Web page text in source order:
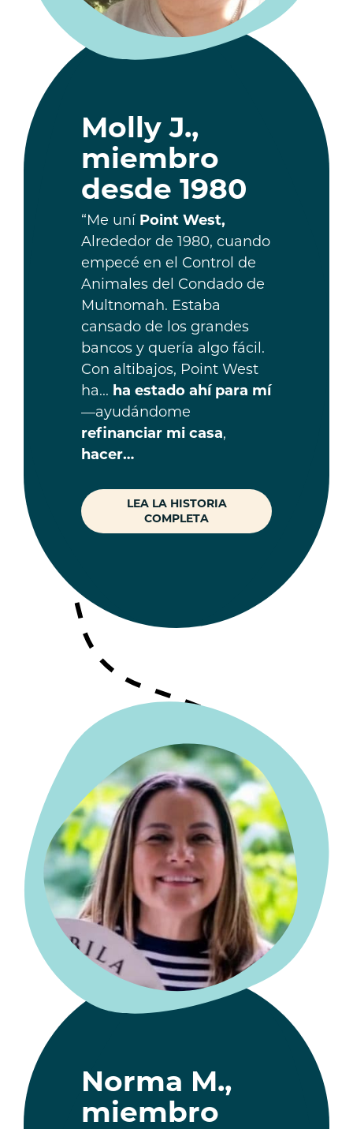
Molly J.,
miembro
desde 1980
“Me uní Point West,
Alrededor de 1980, cuando
empecé en el Control de
Animales del Condado de
Multnomah. Estaba
cansado de los grandes
bancos y quería algo fácil.
Con altibajos, Point West
ha... ha estado ahí para mí
—ayudándome
refinanciar mi casa,
hacer…
LEA LA HISTORIA
COMPLETA
Norma M.,
miembro